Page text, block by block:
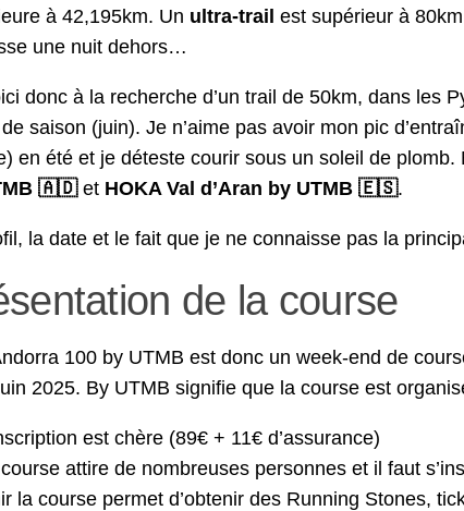
à 42,195km. Un ultra-trail est supérieur à
une nuit dehors…
donc à la recherche d’un trail de 50km, dans les
saison (juin). Je n’aime pas avoir mon pic
en été et je déteste courir sous un soleil de
🇦🇩et HOKA Val d’Aran by UTMB 🇪🇸.
la date et le fait que je ne connaisse pas la
de la course
100 by UTMB est donc un week-end de
2025. By UTMB signifie que la course est
est chère (89€ + 11€ d’assurance)
attire de nombreuses personnes et il faut
la course permet d’obtenir des Running Stones,